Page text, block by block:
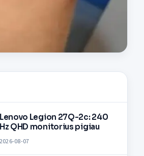
Lenovo Legion 27Q-2c: 240
Hz QHD monitorius pigiau
2026-08-07